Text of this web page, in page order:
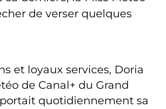
de verser quelques
et loyaux services, Doria
de Canal+ du Grand
quotidiennement sa